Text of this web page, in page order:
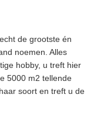
de grootste én
noemen. Alles
hobby, u treft hier
5000 m2 tellende
soort en treft u de